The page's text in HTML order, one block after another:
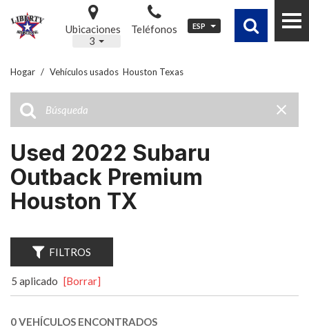
Ubicaciones
3
Teléfonos ESP
Hogar / Vehículos usados ​ Houston Texas
Used 2022 Subaru
Outback Premium
Houston TX
FILTROS
5 aplicado [Borrar]
0 VEHÍCULOS ENCONTRADOS